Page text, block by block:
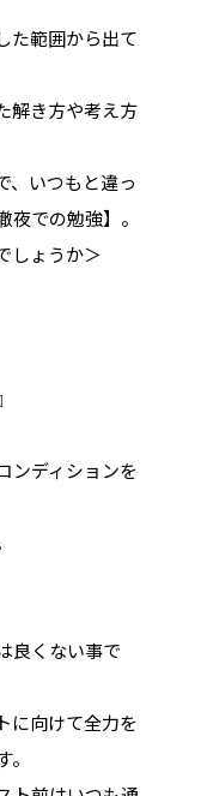
た範囲から出て
解き方や考え方
、いつもと違っ
での勉強】。
しょうか＞
ンディションを
良くない事で
に向けて全力を